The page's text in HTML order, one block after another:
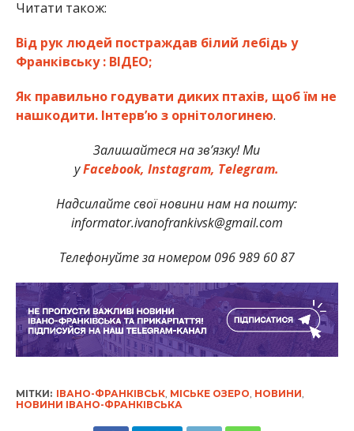
Читати також:
Від рук людей постраждав білий лебідь у
Франківську : ВІДЕО;
Як правильно годувати диких птахів, щоб їм не
нашкодити. Інтерв’ю з орнітологинею.
Залишайтеся на зв’язку! Ми
уFacebook, Instagram, Telegram.
Надсилайте свої новини нам на пошту:
informator.ivanofrankivsk@gmail.com
Телефонуйте за номером 096 989 60 87
МІТКИ: ІВАНО-ФРАНКІВСЬК, МІСЬКЕ ОЗЕРО НОВИНИ
НОВИНИ ІВАНО-ФРАНКІВСЬКА